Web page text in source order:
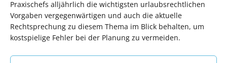
Praxischefs alljährlich die wichtigsten urlaubsrechtlichen
Vorgaben vergegenwärtigen und auch die aktuelle
Rechtsprechung zu diesem Thema im Blick behalten, um
kostspielige Fehler bei der Planung zu vermeiden.